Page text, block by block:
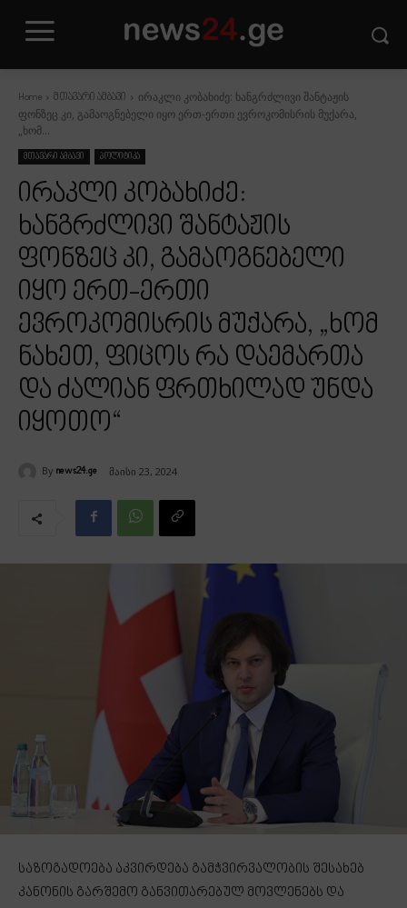
Home მთავარი ამბავი
ირაკლი კობახიძე: ხანგრძლივი შანტაჟის
ფონზეც კი, გამაოგნებელი იყო ერთ-ერთი ევროკომისრის მუქარა,
„ხომ...
მთავარი ამბავი პოლიტიკა
ირაკლი კობახიძე:
ხანგრძლივი შანტაჟის
ფონზეც კი, გამაოგნებელი
იყო ერთ-ერთი
ევროკომისრის მუქარა, „ხომ
ნახეთ, ფიცოს რა დაემართა
და ძალიან ფრთხილად უნდა
იყოთო“
By news24.ge მაისი 23, 2024
საზოგადოება აკვირდება გამჭვირვალობის შესახებ
კანონის გარშემო განვითარებულ მოვლენებს და